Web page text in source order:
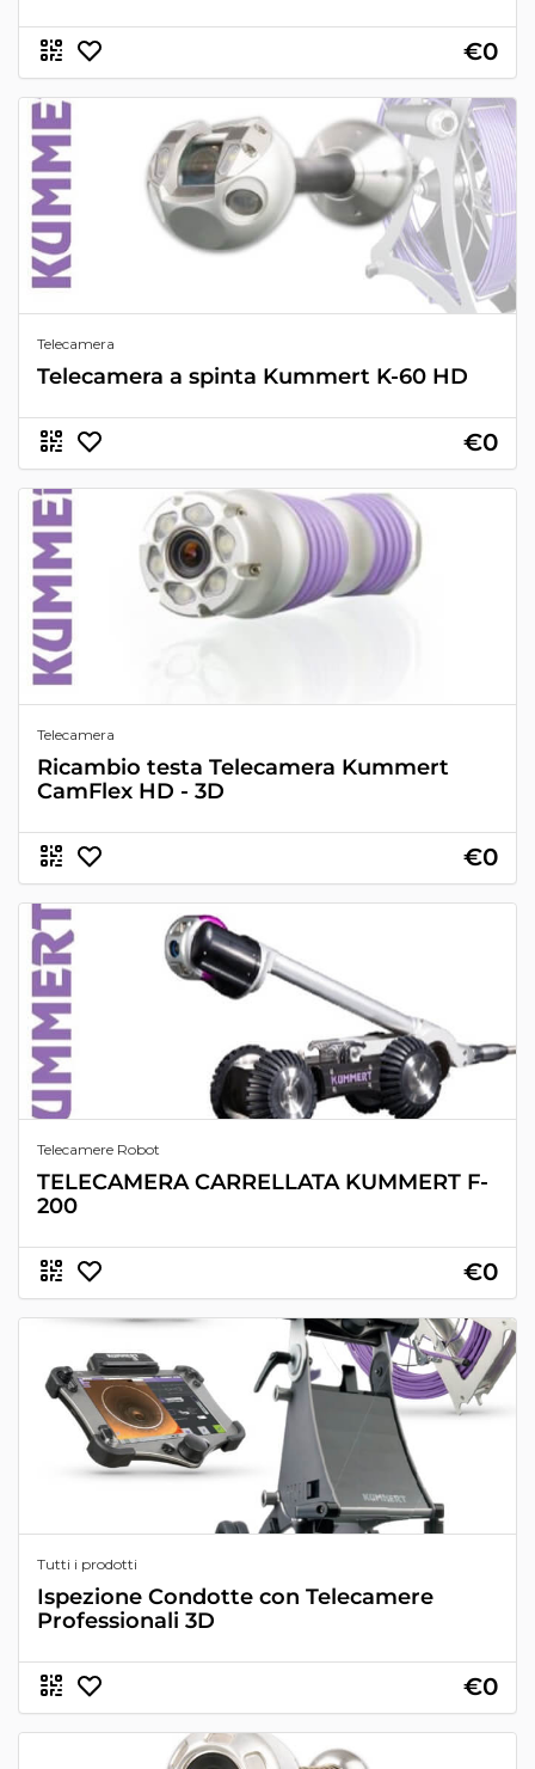
€0
Telecamera
Telecamera a spinta Kummert K-60 HD
€0
Telecamera
Ricambio testa Telecamera Kummert
CamFlex HD - 3D
€0
Telecamere Robot
TELECAMERA CARRELLATA KUMMERT F-
200
€0
Tutti i prodotti
Ispezione Condotte con Telecamere
Professionali 3D
€0